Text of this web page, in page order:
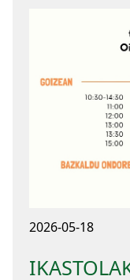
2026-05-18